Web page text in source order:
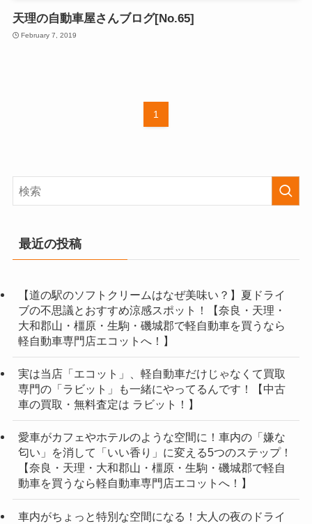
天理の自動車屋さんブログ[No.65]
February 7, 2019
1
最近の投稿
【道の駅のソフトクリームはなぜ美味い？】夏ドライ
ブの不思議とおすすめ涼感スポット！【奈良・天理・
大和郡山・橿原・生駒・磯城郡で軽自動車を買うなら
軽自動車専門店エコットへ！】
実は当店「エコット」、軽自動車だけじゃなくて買取
専門の「ラビット」も一緒にやってるんです！【中古
車の買取・無料査定は ラビット！】
愛車がカフェやホテルのような空間に！車内の「嫌な
匂い」を消して「いい香り」に変える5つのステップ！
【奈良・天理・大和郡山・橿原・生駒・磯城郡で軽自
動車を買うなら軽自動車専門店エコットへ！】
車内がちょっと特別な空間になる！大人の夜のドライ